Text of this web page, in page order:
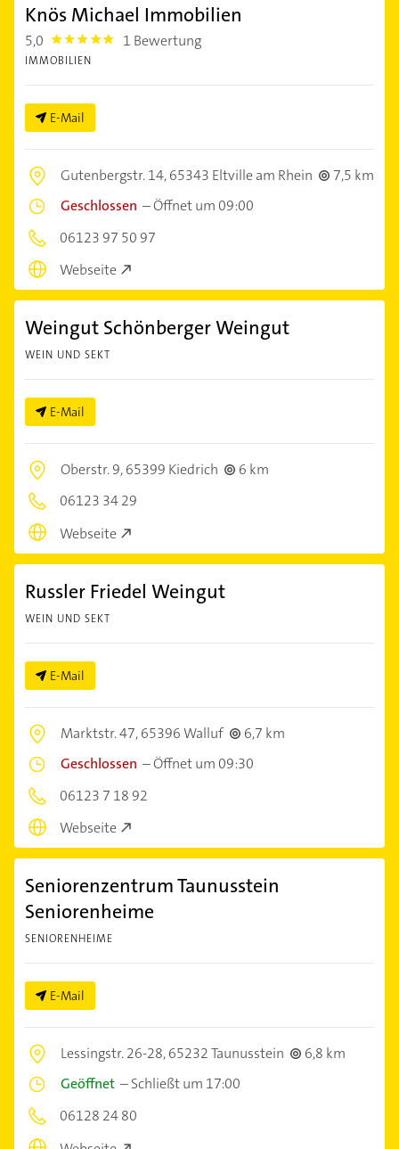
Knös Michael Immobilien
5,0 5.0 1 Bewertung
IMMOBILIEN
E-Mail
Gutenbergstr. 14,65343 Eltville am Rhein
7,5 km
Geschlossen –Öffnet um 09:00
06123 97 50 97
Webseite
Weingut Schönberger Weingut
WEIN UND SEKT
E-Mail
Oberstr. 9,65399 Kiedrich
6 km
06123 34 29
Webseite
Russler Friedel Weingut
WEIN UND SEKT
E-Mail
Marktstr. 47,65396 Walluf
6,7 km
Geschlossen –Öffnet um 09:30
06123 7 18 92
Webseite
Seniorenzentrum Taunusstein
Seniorenheime
SENIORENHEIME
E-Mail
Lessingstr. 26-28,65232 Taunusstein
6,8 km
Geöffnet –Schließt um 17:00
06128 24 80